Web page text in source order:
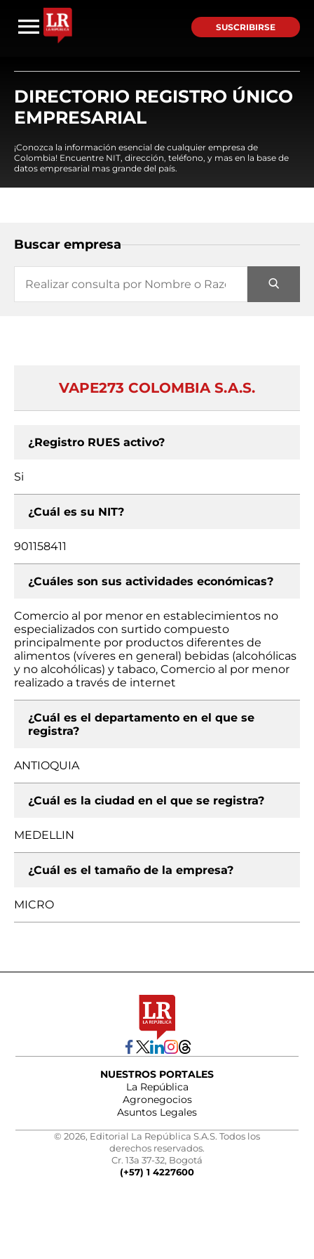
SUSCRIBIRSE
DIRECTORIO REGISTRO ÚNICO
EMPRESARIAL
¡Conozca la información esencial de cualquier empresa de
Colombia! Encuentre NIT, dirección, teléfono, y mas en la base de
datos empresarial mas grande del país.
Buscar empresa
VAPE273 COLOMBIA S.A.S.
¿Registro RUES activo?
Si
¿Cuál es su NIT?
901158411
¿Cuáles son sus actividades económicas?
Comercio al por menor en establecimientos no
especializados con surtido compuesto
principalmente por productos diferentes de
alimentos (víveres en general) bebidas (alcohólicas
y no alcohólicas) y tabaco, Comercio al por menor
realizado a través de internet
¿Cuál es el departamento en el que se
registra?
ANTIOQUIA
¿Cuál es la ciudad en el que se registra?
MEDELLIN
¿Cuál es el tamaño de la empresa?
MICRO
NUESTROS PORTALES
La República
Agronegocios
Asuntos Legales
© 2026, Editorial La República S.A.S. Todos los
derechos reservados.
Cr. 13a 37-32, Bogotá
(+57) 1 4227600